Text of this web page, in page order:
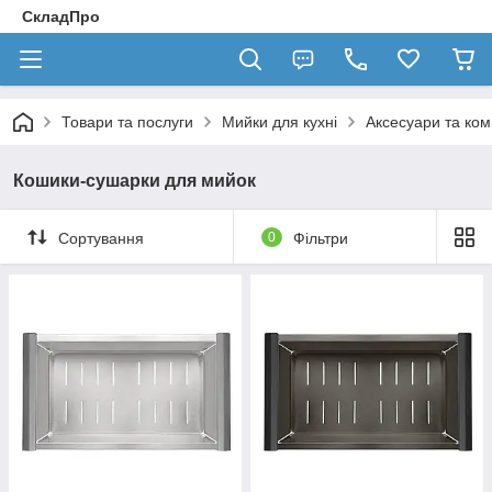
СкладПро
Товари та послуги Мийки для кухні Аксесуари та
Кошики-сушарки для мийок
Сортування 0 Фільтри